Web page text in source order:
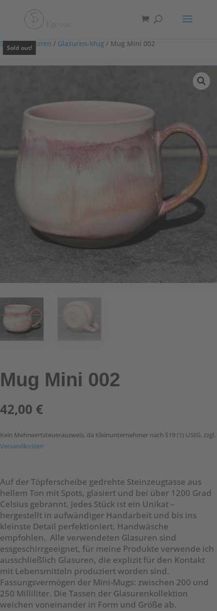
Sold out!
Start/Glasuren / Glasuren-Mug / Mug Mini 002
Mug Mini 002
42,00 €
Kein Mehrwertsteuerausweis, da Kleinunternehmer nach §19 (1) UStG. zzgl.
Versandkosten
Auf der Töpferscheibe gedrehte Steinzeugtasse aus
hellem Ton mit Spots, glasiert und bei über 1200 Grad
Celsius gebrannt. Jedes Stück ist ein Unikat –
hergestellt in aufwändiger Handarbeit und bis ins
kleinste Detail perfektioniert. Handwäsche
empfohlen. Alle verwendeten Glasuren sind
essgeschirrgeeignet, für meine Produkte verwende ich
ausschließlich Glasuren, die explizit für den Kontakt
mit Lebensmitteln produziert worden sind.
Fassungsvermögen der Mini-Mugs: zwischen 200 und
250 Milliliter. Die Tassen der Glasurenkollektion
weichen voneinander in Form und Größe ab.